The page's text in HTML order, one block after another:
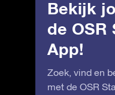
Bekijk
de OSR
App!
Zoek, vind en
met de OSR